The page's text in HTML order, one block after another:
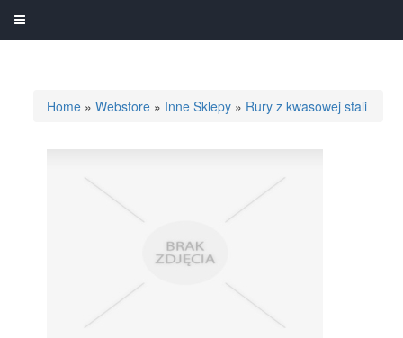
Home »Webstore » Inne Sklepy » Rury z kwasowej stali